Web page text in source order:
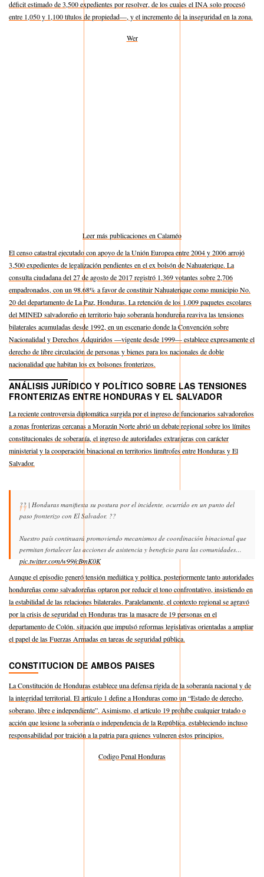
déficit estimado de 3,500 expedientes por resolver, de los cuales el INA solo procesó
entre 1,050 y 1,100 títulos de propiedad—, y el incremento de la inseguridad en la zona.
Wer
Leer más publicaciones en Calaméo
El censo catastral ejecutado con apoyo de la Unión Europea entre 2004 y 2006 arrojó
3,500 expedientes de legalización pendientes en el ex bolsón de Nahuaterique. La
consulta ciudadana del 27 de agosto de 2017 registró 1,369 votantes sobre 2,706
empadronados, con un 98.68% a favor de constituir Nahuaterique como municipio No.
20 del departamento de La Paz, Honduras. La retención de los 1,009 paquetes escolares
del MINED salvadoreño en territorio bajo soberanía hondureña reaviva las tensiones
bilaterales acumuladas desde 1992, en un escenario donde la Convención sobre
Nacionalidad y Derechos Adquiridos —vigente desde 1999— establece expresamente el
derecho de libre circulación de personas y bienes para los nacionales de doble
nacionalidad que habitan los ex bolsones fronterizos.
ANÁLISIS JURÍDICO Y POLÍTICO SOBRE LAS TENSIONES
FRONTERIZAS ENTRE HONDURAS Y EL SALVADOR
La reciente controversia diplomática surgida por el ingreso de funcionarios salvadoreños
a zonas fronterizas cercanas a Morazán Norte abrió un debate regional sobre los límites
constitucionales de soberanía, el ingreso de autoridades extranjeras con carácter
ministerial y la cooperación binacional en territorios limítrofes entre Honduras y El
Salvador.
?? | Honduras manifiesta su postura por el incidente, ocurrido en un punto del
paso fronterizo con El Salvador. ??
Nuestro país continuará promoviendo mecanismos de coordinación binacional que
permitan fortalecer las acciones de asistencia y beneficio para las comunidades…
pic.twitter.com/w99fcBmK0K
— Cancillería Honduras (@CancilleriaHN)May 19, 2026
Aunque el episodio generó tensión mediática y política, posteriormente tanto autoridades
hondureñas como salvadoreñas optaron por reducir el tono confrontativo, insistiendo en
la estabilidad de las relaciones bilaterales. Paralelamente, el contexto regional se agravó
por la crisis de seguridad en Honduras tras la masacre de 19 personas en el
departamento de Colón, situación que impulsó reformas legislativas orientadas a ampliar
el papel de las Fuerzas Armadas en tareas de seguridad pública.
CONSTITUCION DE AMBOS PAISES
La Constitución de Honduras establece una defensa rígida de la soberanía nacional y de
la integridad territorial. El artículo 1 define a Honduras como un “Estado de derecho,
soberano, libre e independiente”. Asimismo, el artículo 19 prohíbe cualquier tratado o
acción que lesione la soberanía o independencia de la República, estableciendo incluso
responsabilidad por traición a la patria para quienes vulneren estos principios.
Codigo Penal Honduras